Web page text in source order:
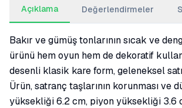
Açıklama Değerlendirmeler
Bakır ve gümüş tonlarının sıcak ve
ürünü hem oyun hem de dekoratif
desenli klasik kare form, geleneksel
Ürün, satranç taşlarının korunması
yüksekliği 6.2 cm, piyon yüksekliği 3.6